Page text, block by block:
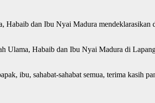
dan Ibu Nyai Madura
Ulama, Habaib dan Ibu Nyai Madura di
ibu, sahabat-sahabat semua, terima kasih